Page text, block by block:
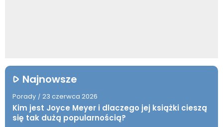
Najnowsze
Porady / 23 czerwca 2026
Kim jest Joyce Meyer i dlaczego jej książki cieszą
się tak dużą popularnością?